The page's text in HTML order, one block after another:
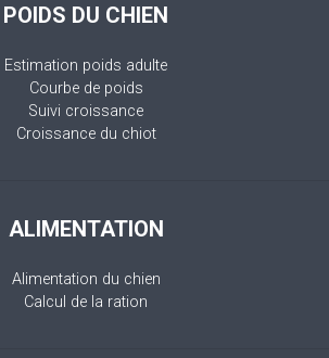
POIDS DU CHIEN
Estimation poids adulte
Courbe de poids
Suivi croissance
Croissance du chiot
ALIMENTATION
Alimentation du chien
Calcul de la ration